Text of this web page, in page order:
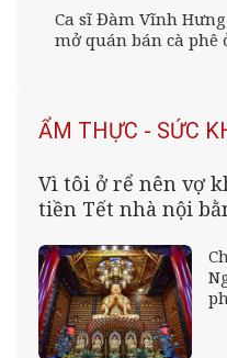
Ca sĩ Đàm Vĩnh
mở quán bán cà phê
ẨM THỰC - SỨC
Vì tôi ở rể nên vợ
tiền Tết nhà nội